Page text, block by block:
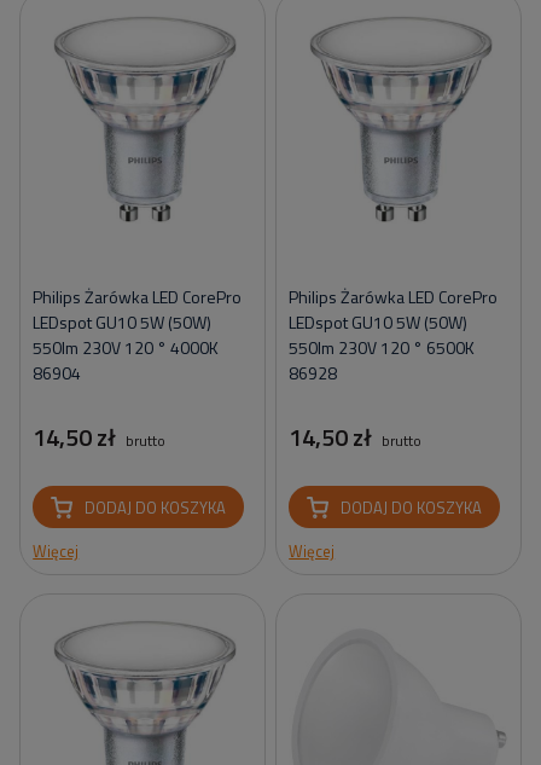
Philips Żarówka LED CorePro
LEDspot GU10 5W (50W)
550lm 230V 120 ° 4000K
86904
14,50 zł brutto
DODAJ DO KOSZYKA
Więcej
Philips Żarówka LED CorePro
LEDspot GU10 5W (50W)
550lm 230V 120 ° 6500K
86928
14,50 zł brutto
DODAJ DO KOSZYKA
Więcej